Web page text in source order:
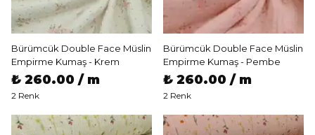
Bürümcük Double Face Müslin
Empirme Kumaş - Krem
₺ 260.00 / m
2 Renk
Bürümcük Double Face Müslin
Empirme Kumaş - Pembe
₺ 260.00 / m
2 Renk